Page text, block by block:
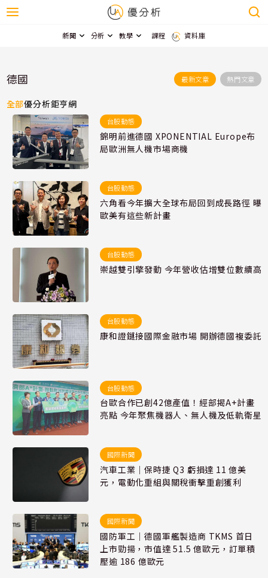
新聞 分析 教學 課程 資料庫
德國 最新文章 熱門文章
全部優分析鉅亨網
台股動態
錦明前進德國 XPONENTIAL Europe布
局歐洲無人機市場商機
台股動態
六角看今年擴大全球布局回到成長路徑 曝
歐美有這些新計畫
台股動態
崇越雙引擎發動 今年營收估增雙位數續高
台股動態
康和證鏈接國際金融市場 開辦德國複委託
台股動態
台歐合作已創42億產值！經部揭A+計畫
亮點 今年聚焦機器人、無人機及低軌衛星
國際新聞
汽車工業｜保時捷 Q3 虧損達 11 億美
元，電動化重組與關稅衝擊重創獲利
國際新聞
國防軍工｜德國軍艦製造商 TKMS 首日
上市勁揚，市值達 51.5 億歐元，訂單積
壓逾 186 億歐元